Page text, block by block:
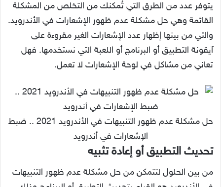
يتوفر عدد من الطرق التي تُمكنك من التخلص من المشكلة
القائمة وهي حل مشكلة عدم ظهور الإشعارات في الأندرويد.
والتي من بينها إظهار عدد الإشعارات الغير مقروءة على
آيقونة التطبيق أو البرنامج أو اللعبة التي نستخدمها. فهل
تعاني من مشاكل في لوحة الإشعارات لا تعمل.
حل مشكلة عدم ظهور التنبيهات في الأندرويد 2021 .. ضبط
الإشعارات في أندرويد
تحديث التطبيق أو إعادة تثبيه
من بين الحلول لتتمكن من حل مشكلة عدم ظهور التنبيهات